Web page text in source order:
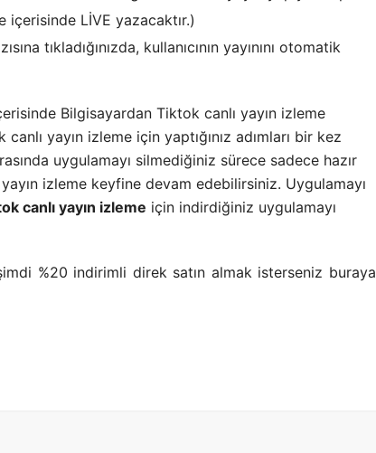
içerisinde LİVE yazacaktır.)
tıkladığınızda, kullanıcının yayınını otomatik
Bilgisayardan Tiktok canlı yayın izleme
yayın izleme için yaptığınız adımları bir kez
uygulamayı silmediğiniz sürece sadece hazır
izleme keyfine devam edebilirsiniz. Uygulamayı
canlı yayın izleme için indirdiğiniz uygulamayı
%20 indirimli direk satın almak isterseniz buraya